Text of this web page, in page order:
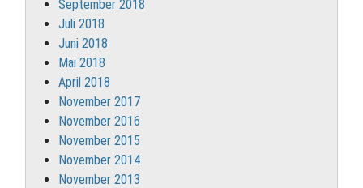
September 2018
Juli 2018
Juni 2018
Mai 2018
April 2018
November 2017
November 2016
November 2015
November 2014
November 2013